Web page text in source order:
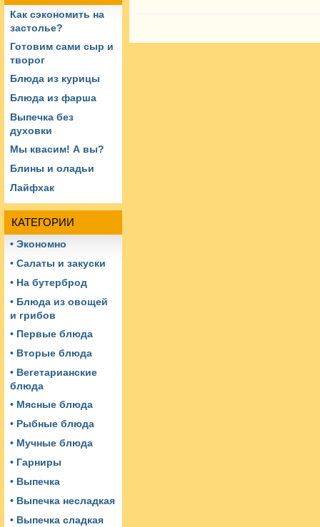
Как сэкономить на
застолье?
Готовим сами сыр и
творог
Блюда из курицы
Блюда из фарша
Выпечка без
духовки
Мы квасим! А вы?
Блины и оладьи
Лайфхак
КАТЕГОРИИ
• Экономно
• Салаты и закуски
• На бутерброд
• Блюда из овощей
и грибов
• Первые блюда
• Вторые блюда
• Вегетарианские
блюда
• Мясные блюда
• Рыбные блюда
• Мучные блюда
• Гарниры
• Выпечка
• Выпечка несладкая
• Выпечка сладкая